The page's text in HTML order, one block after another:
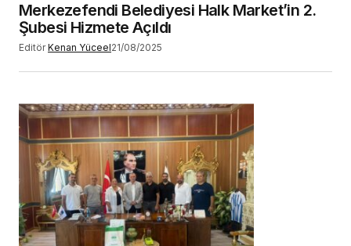
Merkezefendi Belediyesi Halk Market’in 2.
Şubesi Hizmete Açıldı
Editör Kenan Yüceel21/08/2025